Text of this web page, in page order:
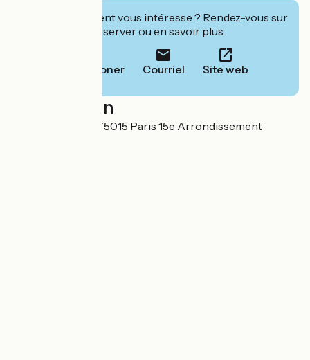
Cet établissement vous intéresse ? Rendez-vous sur
leur site pour réserver ou en savoir plus.
Téléphoner Courriel Site web
Localisation
115 rue Brancion 75015 Paris 15e Arrondissement